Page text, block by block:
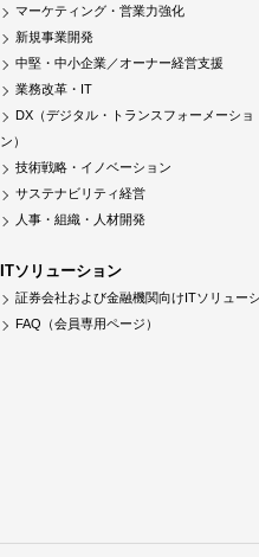
マーケティング・営業力強化
新規事業開発
中堅・中小企業／オーナー経営支援
業務改革・IT
DX（デジタル・トランスフォーメーショ
ン）
技術戦略・イノベーション
サステナビリティ経営
人事・組織・人材開発
ITソリューション
証券会社および金融機関向けITソリュー
FAQ（会員専用ページ）